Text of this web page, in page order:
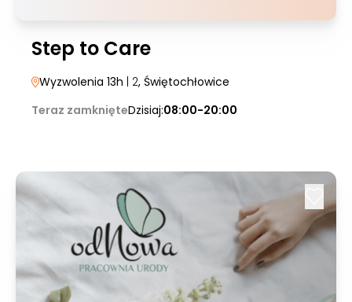
Step to Care
Wyzwolenia 13h | 2, Świętochłowice
Teraz zamknięteDzisiaj:08:00-20:00